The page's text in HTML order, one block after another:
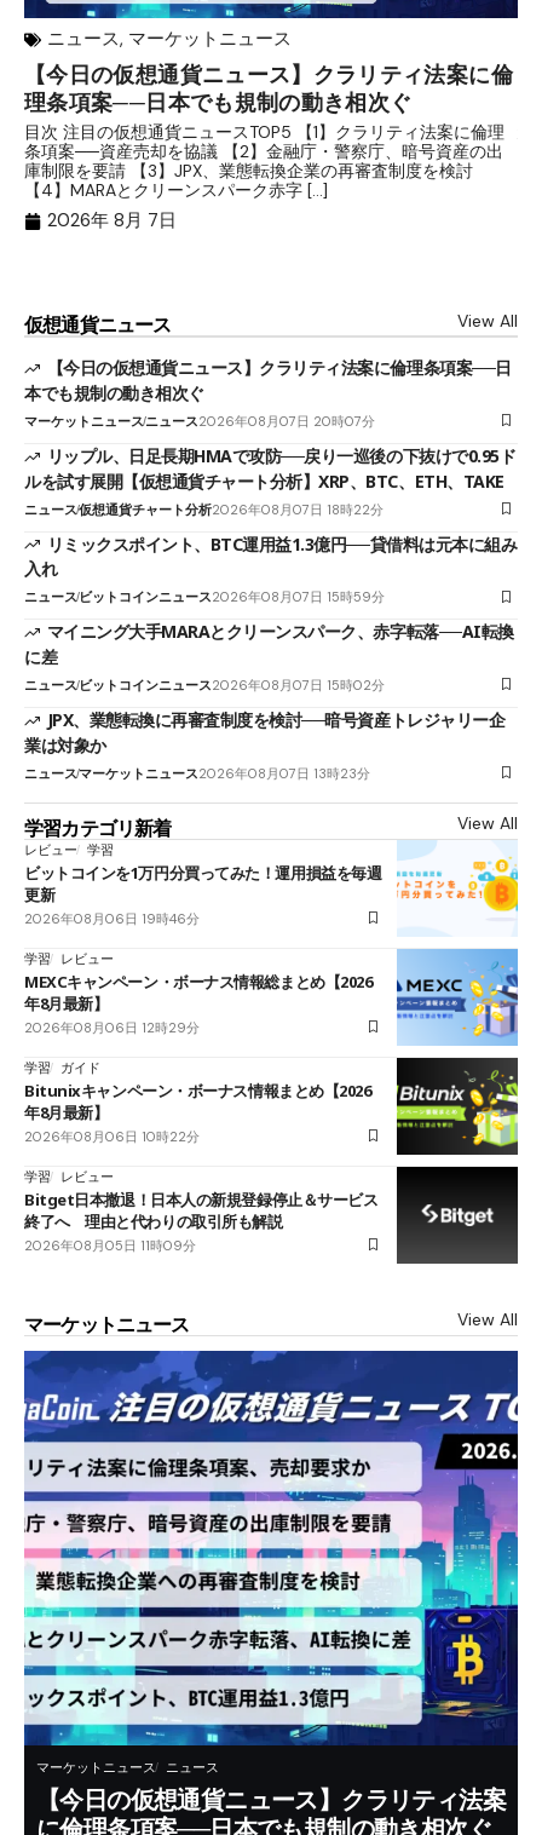
ニュース, マーケットニュース
【今日の仮想通貨ニュース】クラリティ法案に倫
理条項案──日本でも規制の動き相次ぐ
目次 注目の仮想通貨ニュースTOP5 【1】クラリティ法案に倫理
条項案──資産売却を協議 【2】金融庁・警察庁、暗号資産の出
庫制限を要請 【3】JPX、業態転換企業の再審査制度を検討
【4】MARAとクリーンスパーク赤字 […]
2026年 8月 7日
仮想通貨ニュース View All
【今日の仮想通貨ニュース】クラリティ法案に倫理条項案──日
本でも規制の動き相次ぐ
マーケットニュースニュース2026年08月07日 20時07分
リップル、日足長期HMAで攻防──戻り一巡後の下抜けで0.95ド
ルを試す展開【仮想通貨チャート分析】XRP、BTC、ETH、TAKE
ニュース仮想通貨チャート分析2026年08月07日 18時22分
リミックスポイント、BTC運用益1.3億円──貸借料は元本に組み
入れ
ニュースビットコインニュース2026年08月07日 15時59分
マイニング大手MARAとクリーンスパーク、赤字転落──AI転換
に差
ニュースビットコインニュース2026年08月07日 15時02分
JPX、業態転換に再審査制度を検討──暗号資産トレジャリー企
業は対象か
ニュースマーケットニュース2026年08月07日 13時23分
学習カテゴリ新着 View All
レビュー 学習
ビットコインを1万円分買ってみた！運用損益を毎週
更新
2026年08月06日 19時46分
学習 レビュー
MEXCキャンペーン・ボーナス情報総まとめ【2026
年8月最新】
2026年08月06日 12時29分
学習 ガイド
Bitunixキャンペーン・ボーナス情報まとめ【2026
年8月最新】
2026年08月06日 10時22分
学習 レビュー
Bitget日本撤退！日本人の新規登録停止＆サービス
終了へ 理由と代わりの取引所も解説
2026年08月05日 11時09分
マーケットニュース View All
マーケットニュース ニュース
【今日の仮想通貨ニュース】クラリティ法案
に倫理条項案──日本でも規制の動き相次ぐ